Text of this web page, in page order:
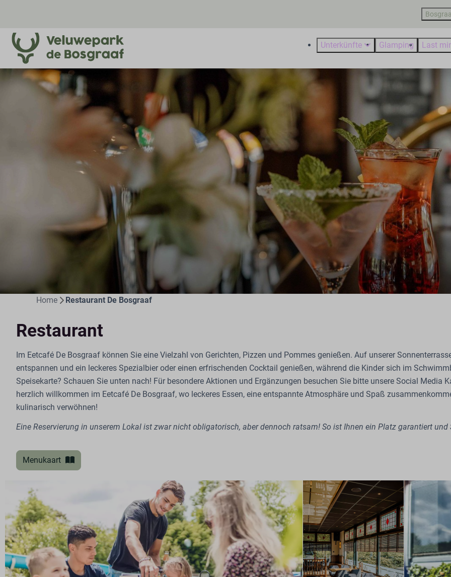
Unterkünfte Glamping Last
Home Restaurant De Bosgraaf
Restaurant
Im Eetcafé De Bosgraaf können Sie eine Vielzahl von Gerichten, Pizzen und Pommes genießen. Auf unserer
entspannen und ein leckeres Spezialbier oder einen erfrischenden Cocktail genießen, während die Kinder sich im
Speisekarte? Schauen Sie unten nach! Für besondere Aktionen und Ergänzungen besuchen Sie bitte unsere Social Media
herzlich willkommen im Eetcafé De Bosgraaf, wo leckeres Essen, eine entspannte Atmosphäre und Spaß
kulinarisch verwöhnen!
Eine Reservierung in unserem Lokal ist zwar nicht obligatorisch, aber dennoch ratsam! So ist Ihnen ein Platz garantiert und
Menukaart